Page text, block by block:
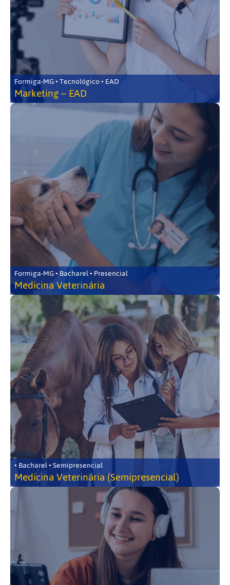
Formiga-MG • Tecnológico • EAD
Marketing – EAD
Formiga-MG • Bacharel • Presencial
Medicina Veterinária
• Bacharel • Semipresencial
Medicina Veterinária (Semipresencial)